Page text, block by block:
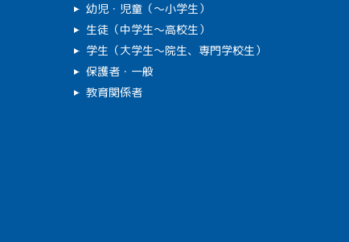
幼児・児童（～小学生）
生徒（中学生～高校生）
学生（大学生～院生、専門学校生）
保護者・一般
教育関係者